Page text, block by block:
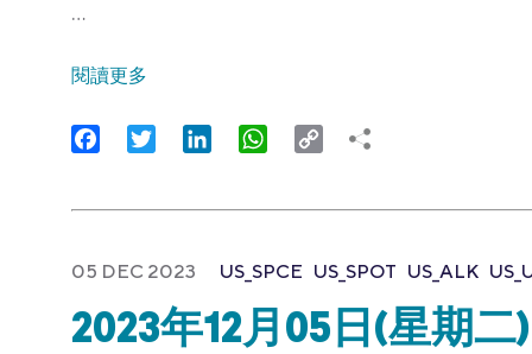
…
閱讀更多
FacebookTwitter LinkedIn WhatsApp
Copy
05 DEC 2023 US_SPCE US_SPOT US_ALK
2023年12月05日(星期二)